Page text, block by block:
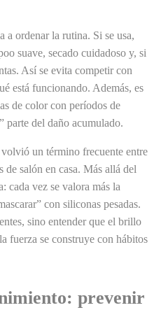
a ordenar la rutina. Si se usa,
suave, secado cuidadoso y, si
Así se evita competir con
está funcionando. Además, es
de color con períodos de
parte del daño acumulado.
volvió un término frecuente entre
de salón en casa. Más allá del
cada vez se valora más la
con siliconas pesadas.
sino entender que el brillo
fuerza se construye con hábitos
prevenir